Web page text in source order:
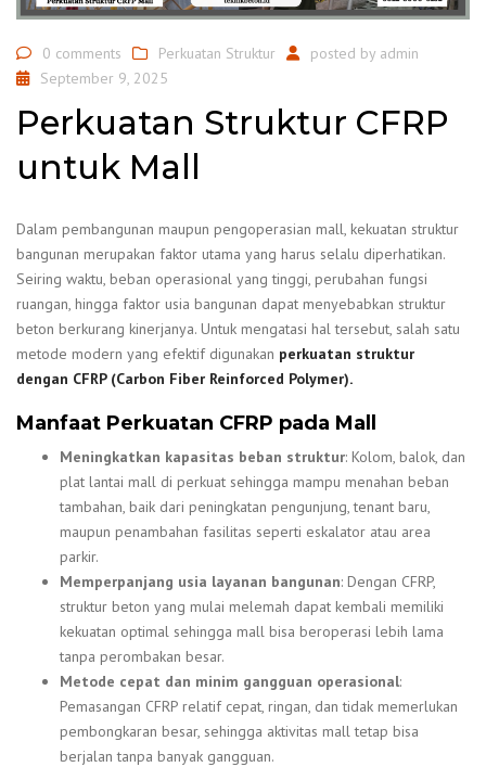
0 comments Perkuatan Struktur posted by admin
September 9, 2025
Perkuatan Struktur CFRP
untuk Mall
Dalam pembangunan maupun pengoperasian mall, kekuatan struktur
bangunan merupakan faktor utama yang harus selalu diperhatikan.
Seiring waktu, beban operasional yang tinggi, perubahan fungsi
ruangan, hingga faktor usia bangunan dapat menyebabkan struktur
beton berkurang kinerjanya. Untuk mengatasi hal tersebut, salah satu
metode modern yang efektif digunakan perkuatan struktur
dengan CFRP (Carbon Fiber Reinforced Polymer).
Manfaat Perkuatan CFRP pada Mall
Meningkatkan kapasitas beban struktur: Kolom, balok, dan
plat lantai mall di perkuat sehingga mampu menahan beban
tambahan, baik dari peningkatan pengunjung, tenant baru,
maupun penambahan fasilitas seperti eskalator atau area
parkir.
Memperpanjang usia layanan bangunan: Dengan CFRP,
struktur beton yang mulai melemah dapat kembali memiliki
kekuatan optimal sehingga mall bisa beroperasi lebih lama
tanpa perombakan besar.
Metode cepat dan minim gangguan operasional:
Pemasangan CFRP relatif cepat, ringan, dan tidak memerlukan
pembongkaran besar, sehingga aktivitas mall tetap bisa
berjalan tanpa banyak gangguan.